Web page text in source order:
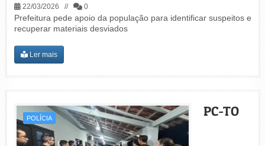
22/03/2026 // 0
Prefeitura pede apoio da população para identificar suspeitos e
recuperar materiais desviados
Ler mais
POLÍCIA PC-TO